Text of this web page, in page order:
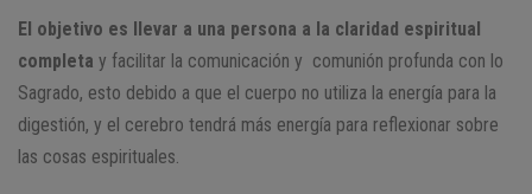
El objetivo es llevar a una persona a la claridad espiritual
completa y facilitar la comunicación y comunión profunda con lo
Sagrado, esto debido a que el cuerpo no utiliza la energía para la
digestión, y el cerebro tendrá más energía para reflexionar sobre
las cosas espirituales.